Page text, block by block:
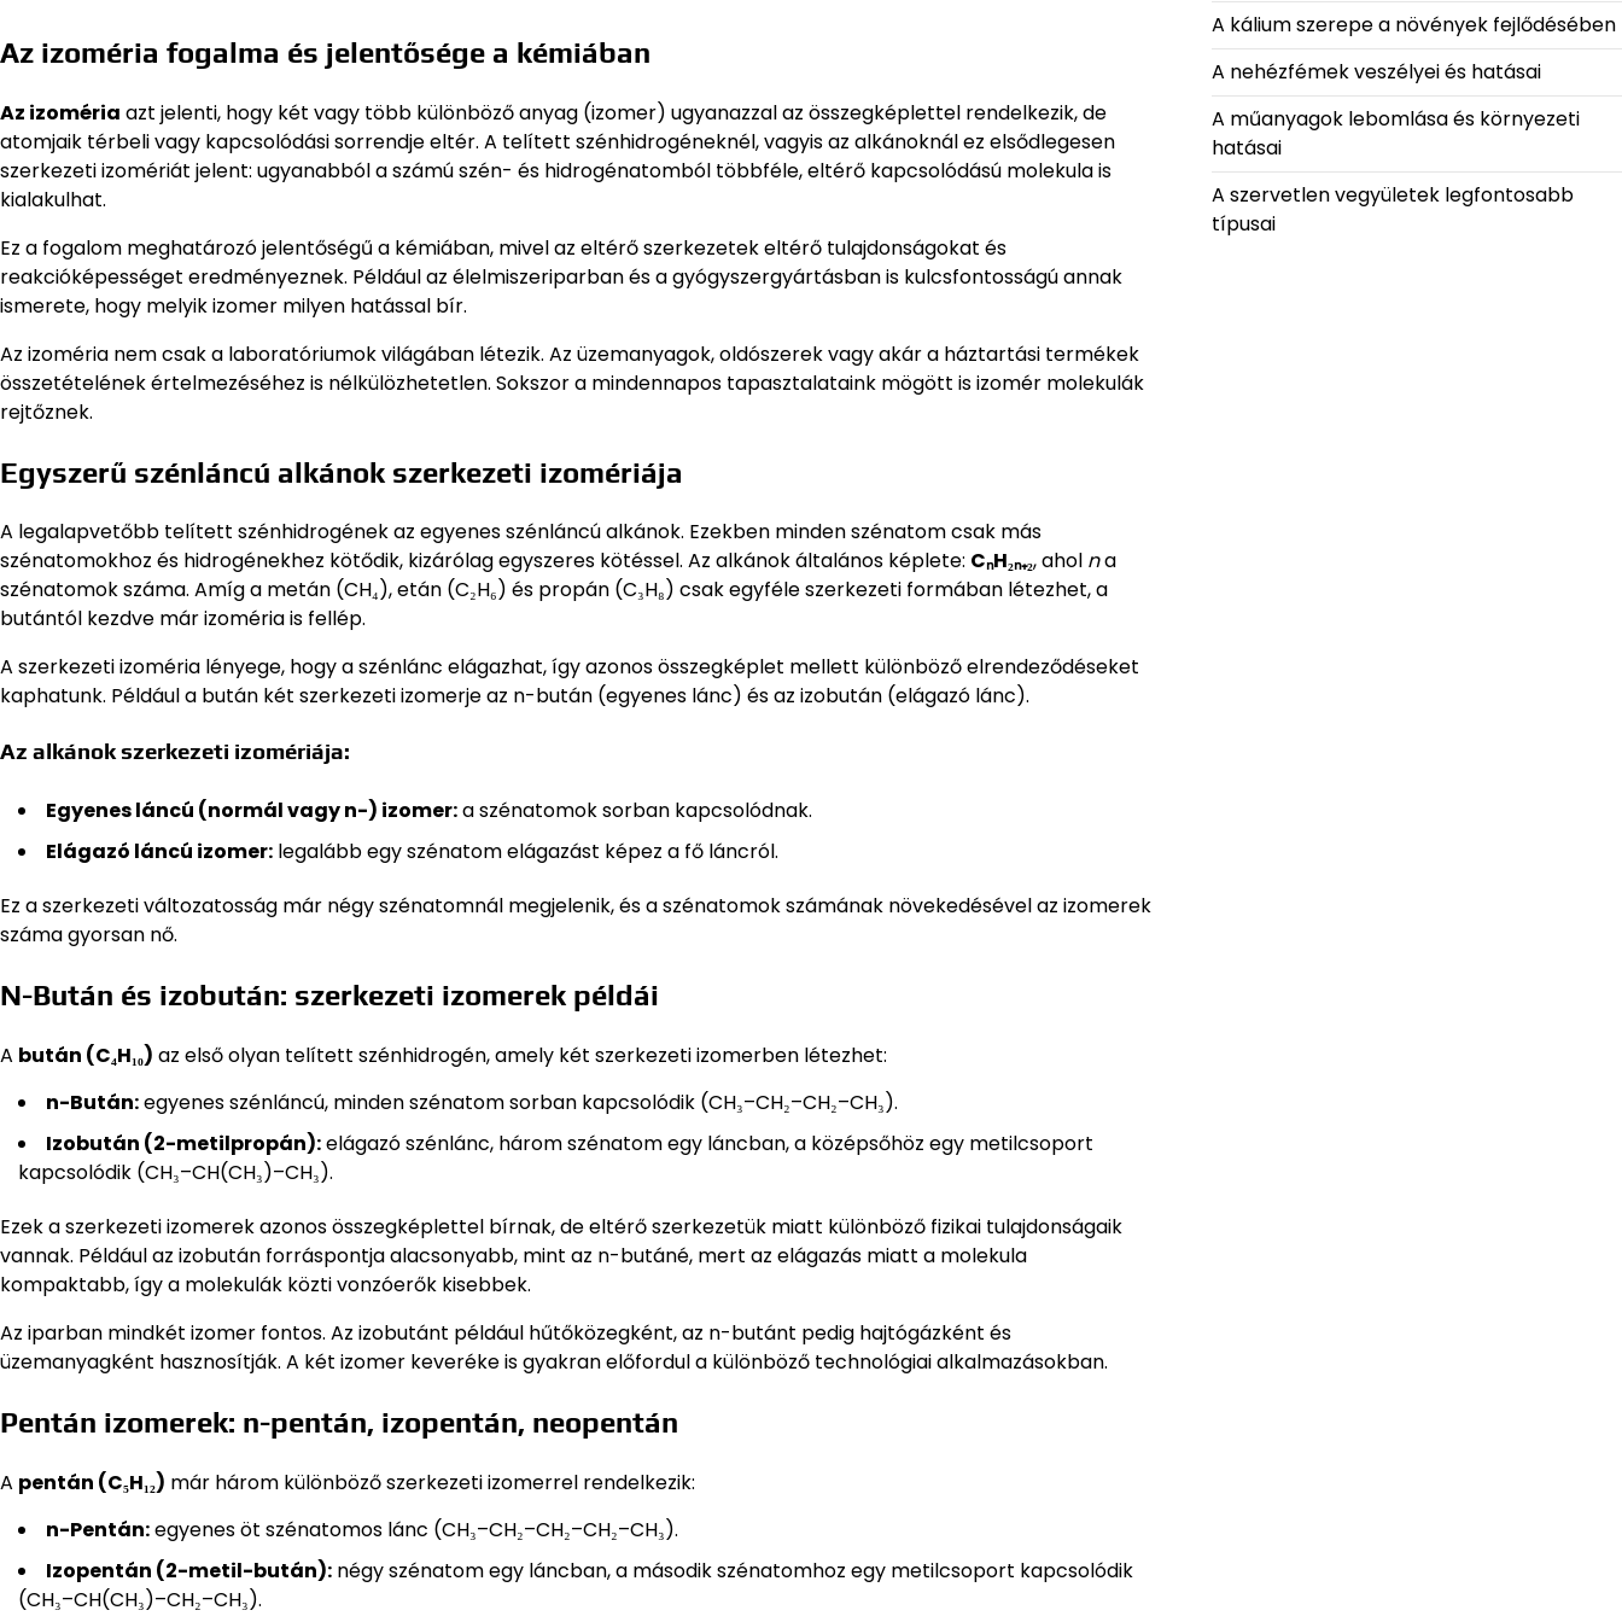
Az izoméria fogalma és jelentősége a kémiában
Az izoméria azt jelenti, hogy két vagy több különböző anyag (izomer) ugyanazzal az összegképlettel rendelkezik, de
atomjaik térbeli vagy kapcsolódási sorrendje eltér. A telített szénhidrogéneknél, vagyis az alkánoknál ez elsődlegesen
szerkezeti izomériát jelent: ugyanabból a számú szén- és hidrogénatomból többféle, eltérő kapcsolódású molekula is
kialakulhat.
Ez a fogalom meghatározó jelentőségű a kémiában, mivel az eltérő szerkezetek eltérő tulajdonságokat és
reakcióképességet eredményeznek. Például az élelmiszeriparban és a gyógyszergyártásban is kulcsfontosságú annak
ismerete, hogy melyik izomer milyen hatással bír.
Az izoméria nem csak a laboratóriumok világában létezik. Az üzemanyagok, oldószerek vagy akár a háztartási termékek
összetételének értelmezéséhez is nélkülözhetetlen. Sokszor a mindennapos tapasztalataink mögött is izomér molekulák
rejtőznek.
Egyszerű szénláncú alkánok szerkezeti izomériája
A legalapvetőbb telített szénhidrogének az egyenes szénláncú alkánok. Ezekben minden szénatom csak más
szénatomokhoz és hidrogénekhez kötődik, kizárólag egyszeres kötéssel. Az alkánok általános képlete: CₙH₂ₙ₊₂, ahol na
szénatomok száma. Amíg a metán (CH₄), etán (C₂H₆) és propán (C₃H₈) csak egyféle szerkezeti formában létezhet, a
butántól kezdve már izoméria is fellép.
A szerkezeti izoméria lényege, hogy a szénlánc elágazhat, így azonos összegképlet mellett különböző elrendeződéseket
kaphatunk. Például a bután két szerkezeti izomerje az n-bután (egyenes lánc) és az izobután (elágazó lánc).
Az alkánok szerkezeti izomériája:
Egyenes láncú (normál vagy n-) izomer:a szénatomok sorban kapcsolódnak.
Elágazó láncú izomer: legalább egy szénatom elágazást képez a fő láncról.
Ez a szerkezeti változatosság már négy szénatomnál megjelenik, és a szénatomok számának növekedésével az izomerek
száma gyorsan nő.
N-Bután és izobután: szerkezeti izomerek példái
A bután (C₄H₁₀) az első olyan telített szénhidrogén, amely két szerkezeti izomerben létezhet:
n-Bután:egyenes szénláncú, minden szénatom sorban kapcsolódik (CH₃–CH₂–CH₂–CH₃).
Izobután (2-metilpropán):elágazó szénlánc, három szénatom egy láncban, a középsőhöz egy metilcsoport
kapcsolódik (CH₃–CH(CH₃)–CH₃).
Ezek a szerkezeti izomerek azonos összegképlettel bírnak, de eltérő szerkezetük miatt különböző fizikai tulajdonságaik
vannak. Például az izobután forráspontja alacsonyabb, mint az n-butáné, mert az elágazás miatt a molekula
kompaktabb, így a molekulák közti vonzóerők kisebbek.
Az iparban mindkét izomer fontos. Az izobutánt például hűtőközegként, az n-butánt pedig hajtógázként és
üzemanyagként hasznosítják. A két izomer keveréke is gyakran előfordul a különböző technológiai alkalmazásokban.
Pentán izomerek: n-pentán, izopentán, neopentán
A pentán (C₅H₁₂) már három különböző szerkezeti izomerrel rendelkezik:
n-Pentán:egyenes öt szénatomos lánc (CH₃–CH₂–CH₂–CH₂–CH₃).
Izopentán (2-metil-bután): négy szénatom egy láncban, a második szénatomhoz egy metilcsoport kapcsolódik
(CH₃–CH(CH₃)–CH₂–CH₃).
A kálium szerepe a növények fejlődésében
A nehézfémek veszélyei és hatásai
A műanyagok lebomlása és környezeti
hatásai
A szervetlen vegyületek legfontosabb
típusai